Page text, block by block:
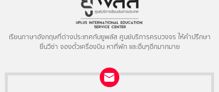
เรียนภาษาอังกฤษที่ต่างประเทศกับยูพลัส ศูนย์บริการครบวงจร ให้คำปรึกษา
ยื่นวีซ่า จองตั๋วเครื่องบิน หาที่พัก และอื่นๆอีกมากมาย